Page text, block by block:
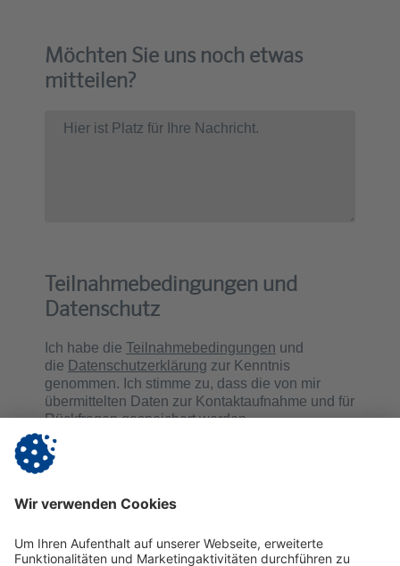
Möchten Sie uns noch etwas
mitteilen?
Teilnahmebedingungen und
Datenschutz
Ich habe die Teilnahmebedingungen und
die Datenschutzerklärung zur Kenntnis
genommen. Ich stimme zu, dass die von mir
übermittelten Daten zur Kontaktaufnahme und für
Rückfragen gespeichert werden.